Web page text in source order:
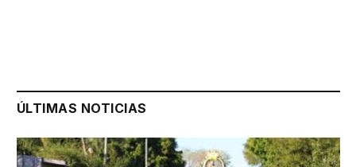
ÚLTIMAS NOTICIAS